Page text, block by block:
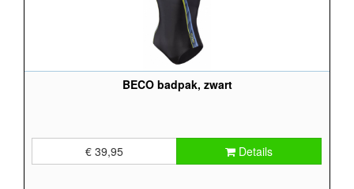
BECO badpak, zwart
€ 39,95 Details